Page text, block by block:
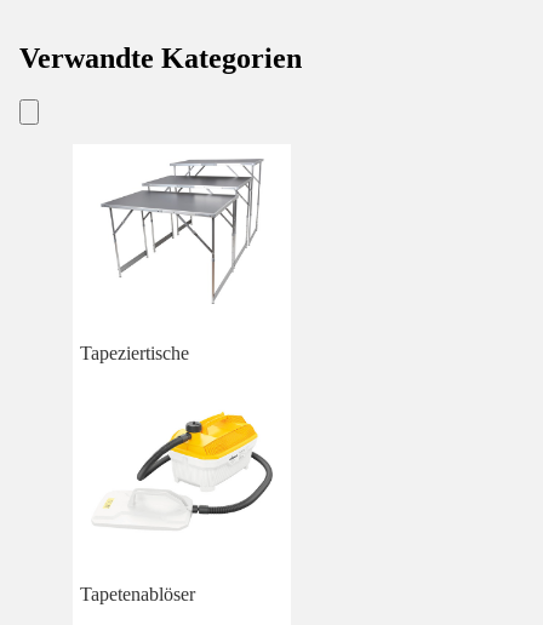
Verwandte Kategorien
Tapeziertische
Tapetenablöser